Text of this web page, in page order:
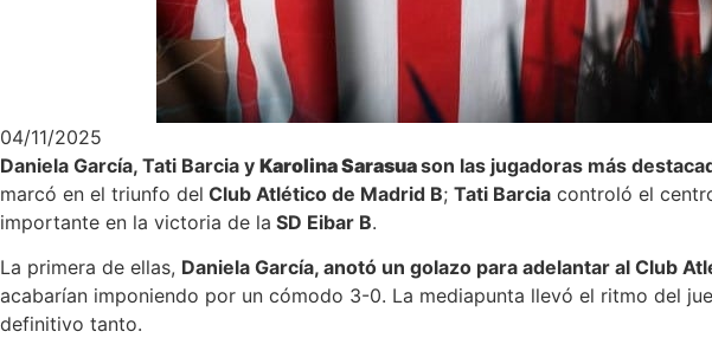
04/11/2025
Daniela García, Tati Barcia y Karolina Sarasuason las jugadoras más
marcó en el triunfo del Club Atlético de Madrid B; Tati Barcia controló el
importante en la victoria de la SD Eibar B.
La primera de ellas, Daniela García, anotó un golazo para adelantar al Club
acabarían imponiendo por un cómodo 3-0. La mediapunta llevó el ritmo del
definitivo tanto.